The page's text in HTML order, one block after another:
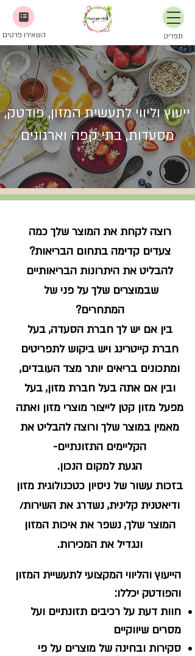
השאירו פרטים תפריט
ייעוץ וליווי לתעשית המזון, פודטק,
מסעדות, בתי קפה וארגונים
רוצה לקחת את המוצר שלך כמה
צעדים קדימה בתחום הבריאות?
להבליט את היתרונות הבריאותיים
שבמוצרים שלך על פני של
המתחרים?
בין אם יש לך חברת הסעדה, בעל
חברת קייטרינג ויש ביקוש לתפריטים
ומתכונים בריאים יותר מצד העובדים,
ובין אם אתה בעל חברת מזון, בעל
מפעל מזון קטן לייצור מוצרי מזון ואתה
מאמין במוצר שלך ורוצה להבליט את
הקליימים התזונתיים-
הגעת למקום הנכון.
בזכות עשור של ניסיון כטכנולוגית מזון
ודיאטנית קלינית, נשדרג את השירות/
המוצר שלך, נשפר את איכות המזון
ונגדיל את המכירות.
הייעוץ והליווי המקצועי לתעשיית המזון
והפודטק יכללו:
חוות דעת על רכיבים תזונתיים ועל
מסרים שיווקיים
סקירות ובחינה של מוצרים על פי